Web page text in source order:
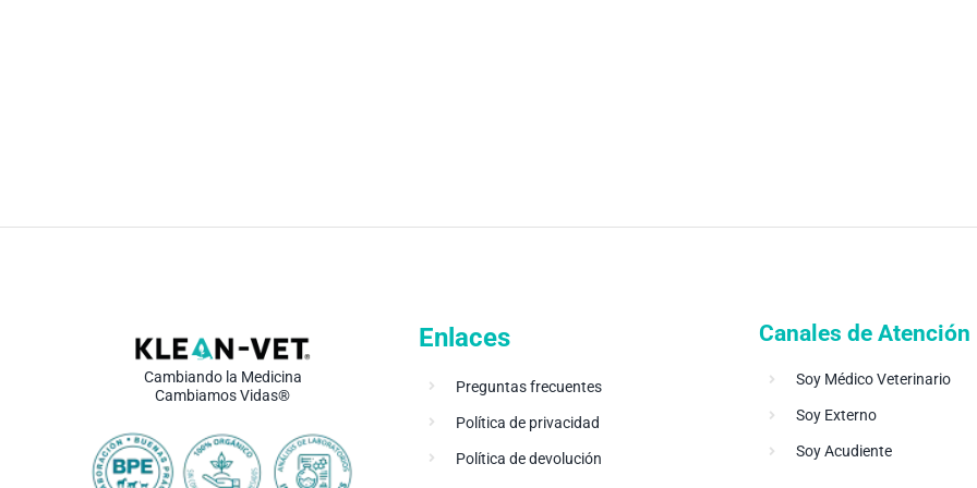
Cambiando la Medicina
Cambiamos Vidas®
Enlaces
Preguntas frecuentes
Política de privacidad
Política de devolución
Canales de Atención
Soy Médico Veterinario
Soy Externo
Soy Acudiente